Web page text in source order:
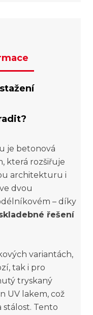
je betonová
která rozšiřuje
architekturu i
dvou
– díky
řešení
variantách,
tak i pro
tryskaný
UV lakem, což
stálost. Tento